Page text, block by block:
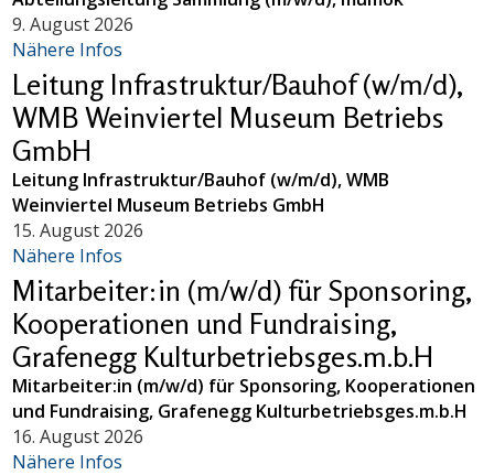
9. August 2026
Nähere Infos
Leitung Infrastruktur/Bauhof (w/m/d),
WMB Weinviertel Museum Betriebs
GmbH
Leitung Infrastruktur/Bauhof (w/m/d), WMB
Weinviertel Museum Betriebs GmbH
15. August 2026
Nähere Infos
Mitarbeiter:in (m/w/d) für Sponsoring,
Kooperationen und Fundraising,
Grafenegg Kulturbetriebsges.m.b.H
Mitarbeiter:in (m/w/d) für Sponsoring, Kooperationen
und Fundraising, Grafenegg Kulturbetriebsges.m.b.H
16. August 2026
Nähere Infos